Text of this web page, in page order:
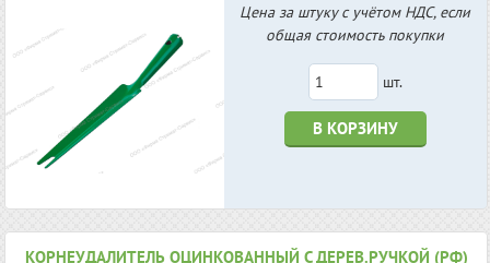
Цена за штуку с учётом НДС, если
общая стоимость покупки
шт.
В КОРЗИНУ
КОРНЕУДАЛИТЕЛЬ ОЦИНКОВАННЫЙ С ДЕРЕВ.РУЧКОЙ (РФ)